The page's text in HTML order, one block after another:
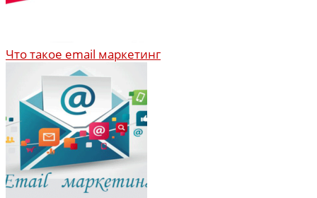
Что такое email маркетинг